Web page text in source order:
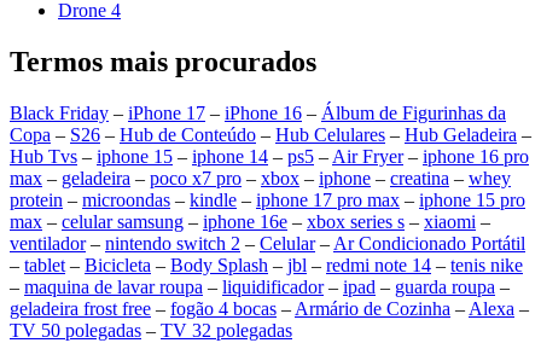
Drone 4
Termos mais procurados
Black Friday – iPhone 17 – iPhone 16 – Álbum de Figurinhas da
Copa – S26 – Hub de Conteúdo – Hub Celulares – Hub Geladeira –
Hub Tvs – iphone 15 – iphone 14 – ps5 – Air Fryer– iphone 16 pro
max – geladeira – poco x7 pro – xbox – iphone – creatina – whey
protein – microondas – kindle – iphone 17 pro max – iphone 15 pro
max – celular samsung – iphone 16e – xbox series s – xiaomi –
ventilador– nintendo switch 2 – Celular– Ar Condicionado Portátil
– tablet – Bicicleta – Body Splash – jbl – redmi note 14 – tenis nike
– maquina de lavar roupa – liquidificador– ipad – guarda roupa –
geladeira frost free – fogão 4 bocas – Armário de Cozinha – Alexa –
TV 50 polegadas – TV 32 polegadas